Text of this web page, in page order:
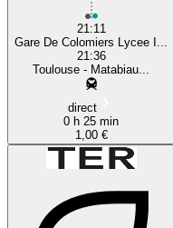
21:11
Gare De Colomiers Lycee I...
21:36
Toulouse - Matabiau...
direct
0 h 25 min
1,00 €